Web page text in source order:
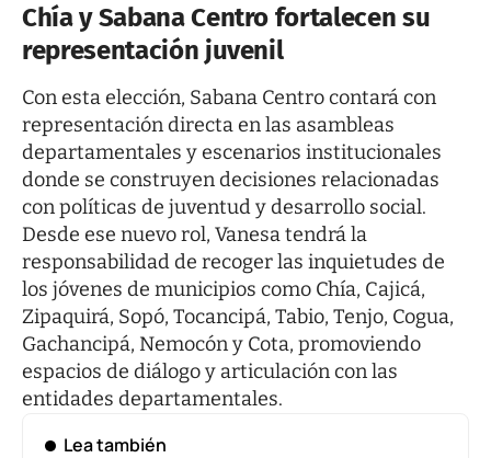
Chía y Sabana Centro fortalecen su
representación juvenil
Con esta elección, Sabana Centro contará con
representación directa en las asambleas
departamentales y escenarios institucionales
donde se construyen decisiones relacionadas
con políticas de juventud y desarrollo social.
Desde ese nuevo rol, Vanesa tendrá la
responsabilidad de recoger las inquietudes de
los jóvenes de municipios como Chía, Cajicá,
Zipaquirá, Sopó, Tocancipá, Tabio, Tenjo, Cogua,
Gachancipá, Nemocón y Cota, promoviendo
espacios de diálogo y articulación con las
entidades departamentales.
Lea también